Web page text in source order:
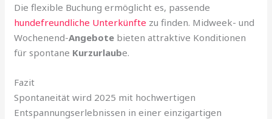
Die flexible Buchung ermöglicht es, passende
hundefreundliche Unterkünfte zu finden. Midweek- und
Wochenend-Angebote bieten attraktive Konditionen
für spontane Kurzurlaube.
Fazit
Spontaneität wird 2025 mit hochwertigen
Entspannungserlebnissen in einer einzigartigen